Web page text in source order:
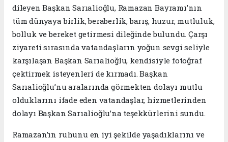
dileyen Başkan Sarıalioğlu, Ramazan Bayramı’nın
tüm dünyaya birlik, beraberlik, barış, huzur, mutluluk,
bolluk ve bereket getirmesi dileğinde bulundu. Çarşı
ziyareti sırasında vatandaşların yoğun sevgi seliyle
karşılaşan Başkan Sarıalioğlu, kendisiyle fotoğraf
çektirmek isteyenleri de kırmadı. Başkan
Sarıalioğlu’nu aralarında görmekten dolayı mutlu
olduklarını ifade eden vatandaşlar, hizmetlerinden
dolayı Başkan Sarıalioğlu’na teşekkürlerini sundu.
Ramazan’ın ruhunu en iyi şekilde yaşadıklarını ve